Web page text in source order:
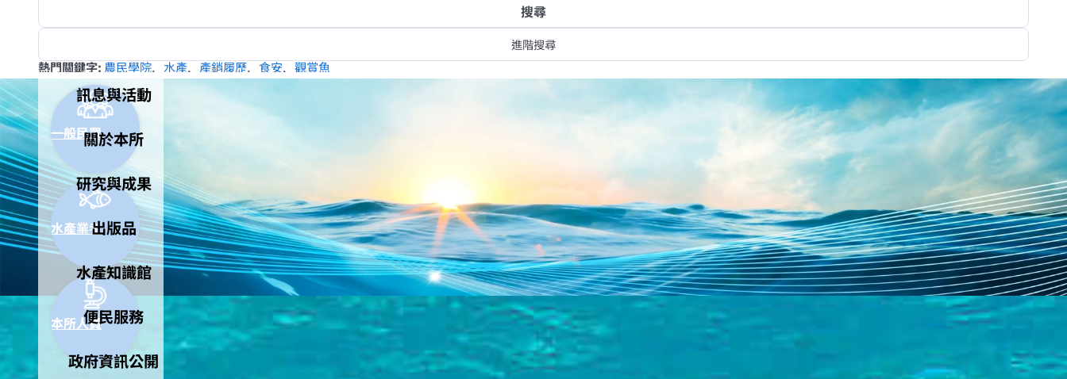
熱門關鍵字 農民學院 水產 產銷履歷 食安 觀賞魚
訊息與活動
關於本所
研究與成果
出版品
水產知識館
便民服務
政府資訊公開
一般民眾
水產業者
本所人員